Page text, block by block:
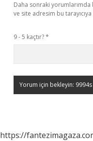
Daha sonraki yorumlarımda
ve site adresim bu
9 - 5 kaçtır?*
https://